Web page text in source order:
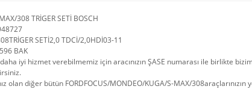
308 TRİGER SETİ BOSCH
SETİ2,0 TDCİ/2,0HDİ03-11
BAK
iyi hizmet verebilmemiz için aracınızın ŞASE numarası ile birlikte
olan diğer bütün FORDFOCUS/MONDEO/KUGA/S-MAX/308araçlarınızın